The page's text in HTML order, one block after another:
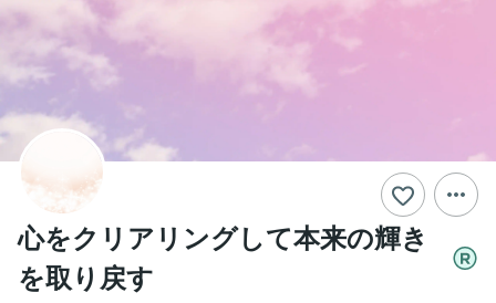
心をクリアリングして本来の輝き
を取り戻す